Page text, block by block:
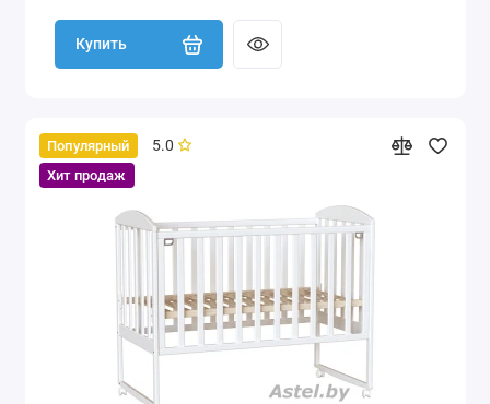
Купить
Популярный
Хит продаж
5.0